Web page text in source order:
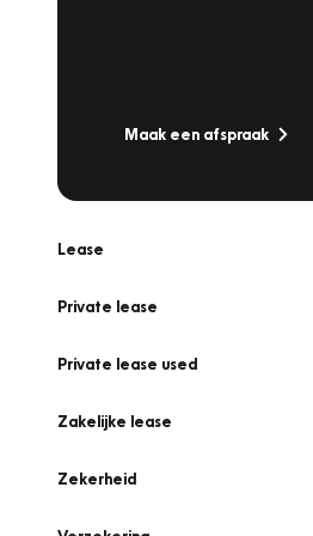
Maak een afspraak
Lease
Private lease
Private lease used
Zakelijke lease
Zekerheid